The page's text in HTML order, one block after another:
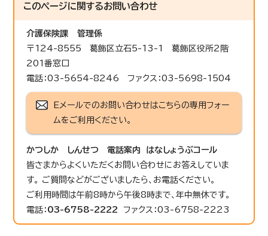
このページに関するお問い合わせ
介護保険課
管理係
〒124-8555 葛飾区立石5-13-1 葛飾区役所2階
201番窓口
電話：03-5654-8246 ファクス：03-5698-1504
Eメールでのお問い合わせはこちらの専用フォー
ムをご利用ください。
かつしか しんせつ 電話案内 はなしょうぶコール
皆さまからよくいただくお問い合わせにお答えしていま
す。 ご質問などがございましたら、お電話ください。
ご利用時間は午前8時から午後8時まで、年中無休です。
電話： 03-6758-2222 ファクス：03-6758-2223